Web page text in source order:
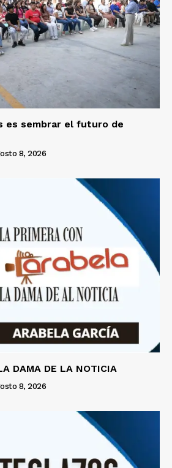
es sembrar el futuro de
8, 2026
DAMA DE LA NOTICIA
8, 2026